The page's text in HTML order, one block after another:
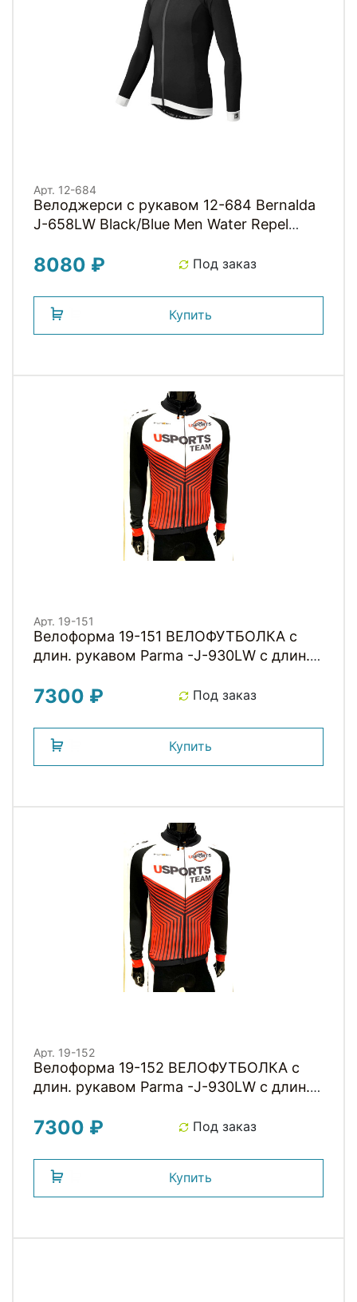
Арт. 12-684
Велоджерси с рукавом 12-684 Bernalda
J-658LW Black/Blue Men Water Repel
молнией. черно-синяя S FUNKIER
8080 ₽ Под заказ
Купить
Арт. 19-151
Велоформа 19-151 ВЕЛОФУТБОЛКА с
длин. рукавом Parma -J-930LW с длин.
карман. S команда USPORTS TEAM PRO
7300 ₽ Под заказ
Купить
Арт. 19-152
Велоформа 19-152 ВЕЛОФУТБОЛКА с
длин. рукавом Parma -J-930LW с длин.
карман. M команда USPORTS TEAM PRO
7300 ₽ Под заказ
Купить